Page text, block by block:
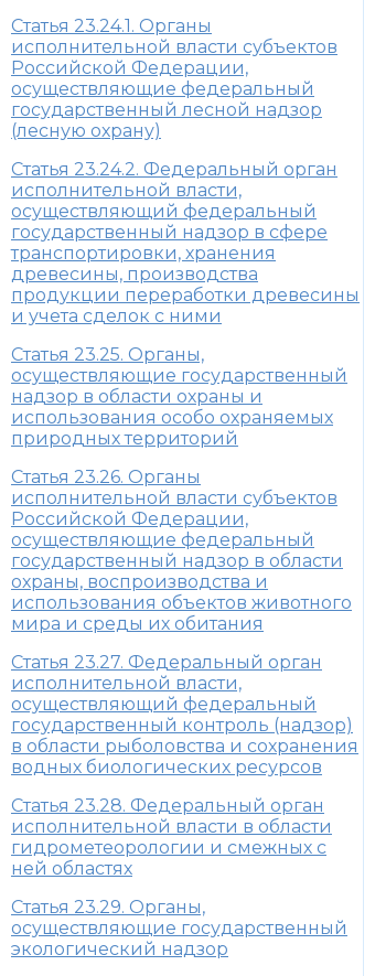
Статья 23.24.1. Органы
исполнительной власти субъектов
Российской Федерации,
осуществляющие федеральный
государственный лесной надзор
(лесную охрану)
Статья 23.24.2. Федеральный орган
исполнительной власти,
осуществляющий федеральный
государственный надзор в сфере
транспортировки, хранения
древесины, производства
продукции переработки древесины
и учета сделок с ними
Статья 23.25. Органы,
осуществляющие государственный
надзор в области охраны и
использования особо охраняемых
природных территорий
Статья 23.26. Органы
исполнительной власти субъектов
Российской Федерации,
осуществляющие федеральный
государственный надзор в области
охраны, воспроизводства и
использования объектов животного
мира и среды их обитания
Статья 23.27. Федеральный орган
исполнительной власти,
осуществляющий федеральный
государственный контроль (надзор)
в области рыболовства и сохранения
водных биологических ресурсов
Статья 23.28. Федеральный орган
исполнительной власти в области
гидрометеорологии и смежных с
ней областях
Статья 23.29. Органы,
осуществляющие государственный
экологический надзор